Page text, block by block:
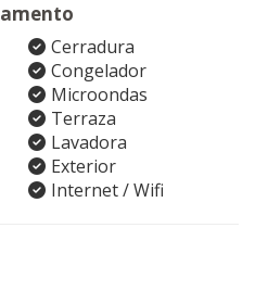
Cerradura
Congelador
Microondas
Terraza
Lavadora
Exterior
Internet / Wifi